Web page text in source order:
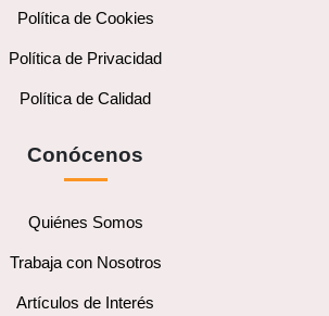
Política de Cookies
Política de Privacidad
Política de Calidad
Conócenos
Quiénes Somos
Trabaja con Nosotros
Artículos de Interés